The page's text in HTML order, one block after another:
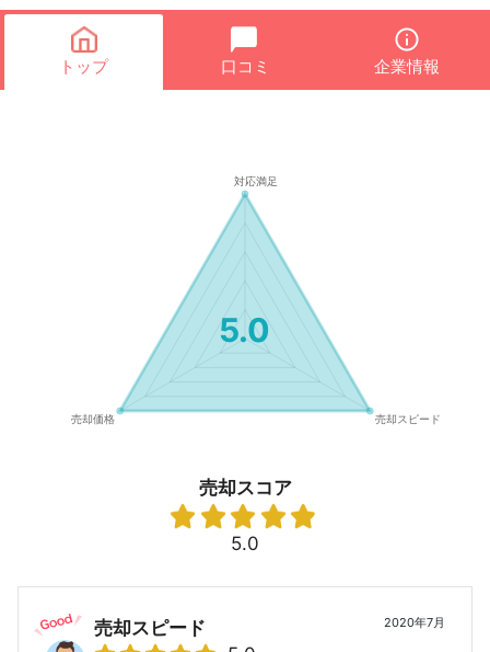
トップ 口コミ 企業情報
5.0
売却スコア
5.0
2020年7月
売却スピード